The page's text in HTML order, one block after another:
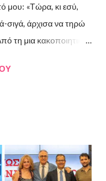
μου: «Τώρα, κι εσύ,
σιγά, άρχισα να τηρώ
τη μια κακοποιητική
ταμπέλες που
γεννήθηκε το 1989 και
το Τμήμα Νομικής του